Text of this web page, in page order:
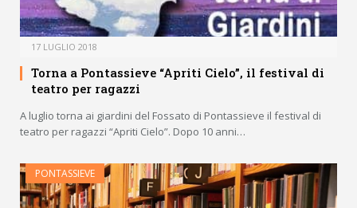
17 LUGLIO 2018
Torna a Pontassieve “Apriti Cielo”, il festival di
teatro per ragazzi
A luglio torna ai giardini del Fossato di Pontassieve il festival di
teatro per ragazzi “Apriti Cielo”. Dopo 10 anni…
PONTASSIEVE